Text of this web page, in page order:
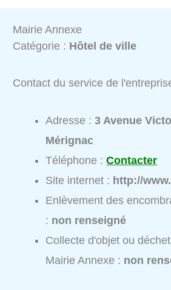
Mairie Annexe
Catégorie : Hôtel de ville
Contact du service de
Adresse :3 Avenue
Mérignac
Téléphone :Contacter
Site internet : http://
Enlèvement des
: non renseigné
Collecte d'objet ou
Mairie Annexe : non